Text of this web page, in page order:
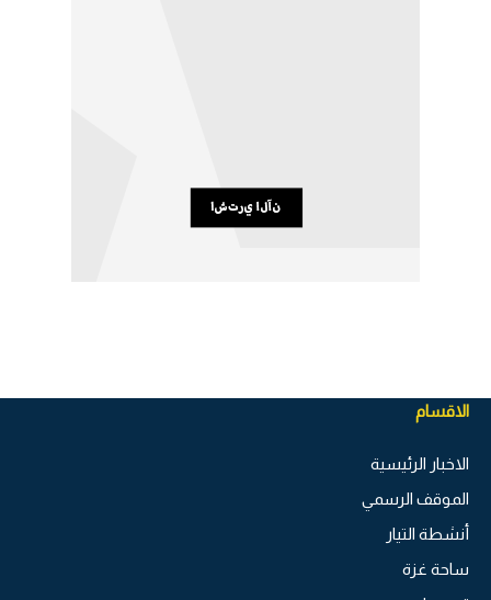
الاقسام
الاخبار الرئيسية
الموقف الرسمي
أنشطة التيار
ساحة غزة